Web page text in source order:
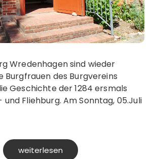
Burgfrauen des Burgvereins
Geschichte der 1284 ersmals
Fliehburg. Am Sonntag, 05.Juli
weiterlesen